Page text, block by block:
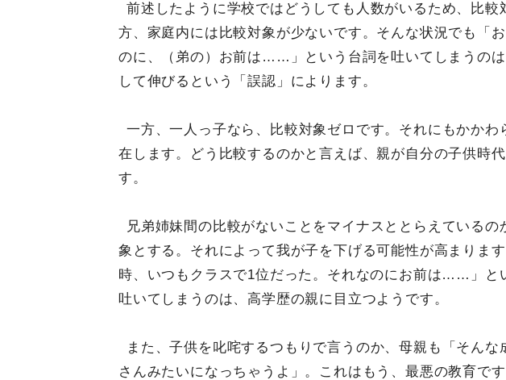
前述したように学校ではどうしても人数がいるため、比較
方、家庭内には比較対象が少ないです。そんな状況でも「
のに、（弟の）お前は……」という台詞を吐いてしまうの
して伸びるという「誤認」によります。
一方、一人っ子なら、比較対象ゼロです。それにもかかわ
在します。どう比較するのかと言えば、親が自分の子供時
す。
兄弟姉妹間の比較がないことをマイナスととらえている
象とする。それによって我が子を下げる可能性が高まりま
時、いつもクラスで1位だった。それなのにお前は……」と
吐いてしまうのは、高学歴の親に目立つようです。
また、子供を叱咤するつもりで言うのか、母親も「そんな
さんみたいになっちゃうよ」。これはもう、最悪の教育で